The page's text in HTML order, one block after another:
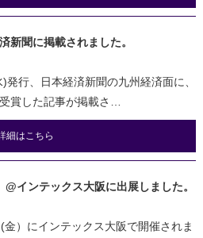
新聞に掲載されました。
行、日本経済新聞の九州経済面に、
賞した記事が掲載さ…
細はこちら
インテックス大阪に出展しました。
）にインテックス大阪で開催されま